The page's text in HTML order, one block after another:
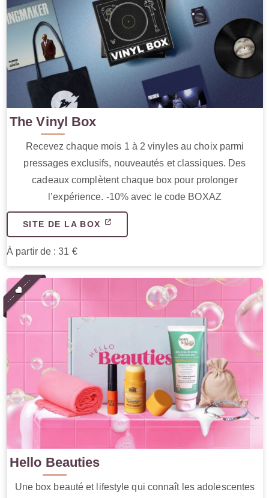
The Vinyl Box
Recevez chaque mois 1 à 2 vinyles au choix parmi
pressages exclusifs, nouveautés et classiques. Des
cadeaux complètent chaque box pour prolonger
l’expérience. -10% avec le code BOXAZ
SITE DE LA BOX
À partir de : 31 €
Hello Beauties
Une box beauté et lifestyle qui connaît les adolescentes